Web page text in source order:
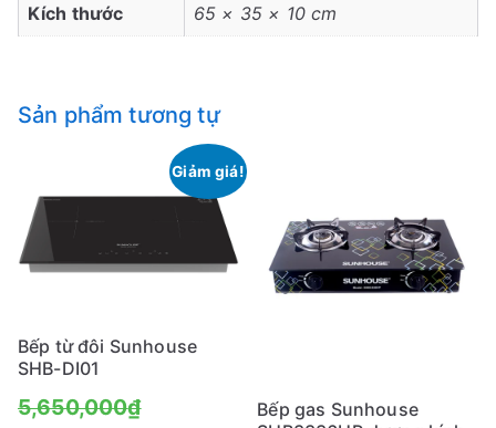
Kích thước 65 × 35 × 10 cm
Sản phẩm tương tự
Giảm giá!
Bếp từ đôi Sunhouse
SHB-DI01
5,650,000₫Giá
Bếp gas Sunhouse